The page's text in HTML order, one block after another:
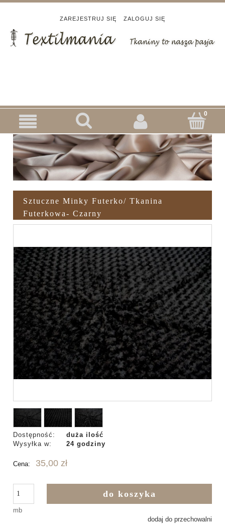
ZAREJESTRUJ SIĘ ZALOGUJ SIĘ
Sztuczne Minky Futerko/ Tkanina
Futerkowa- Czarny
Dostępność:
duża ilość
Wysyłka w:
24 godziny
Cena: 35,00 zł
mb
do koszyka
dodaj do przechowalni